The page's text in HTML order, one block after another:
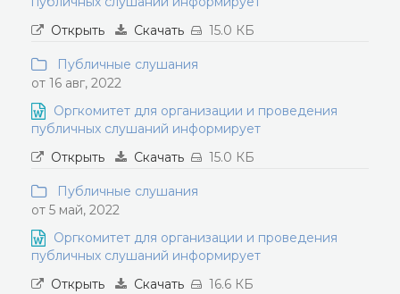
Открыть
Скачать 15.0 КБ
Публичные слушания
от 16 авг, 2022
Оргкомитет для организации и проведения
публичных слушаний информирует
Открыть
Скачать 15.0 КБ
Публичные слушания
от 5 май, 2022
Оргкомитет для организации и проведения
публичных слушаний информирует
Открыть
Скачать 16.6 КБ